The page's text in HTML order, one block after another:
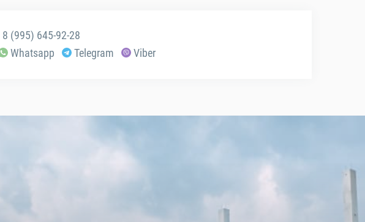
8 (995) 645-92-28
Whatsapp Telegram Viber